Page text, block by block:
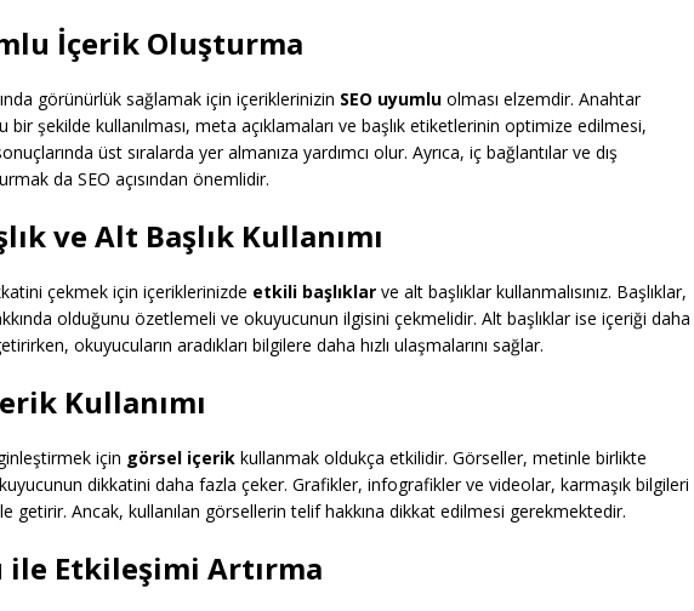
İçerik Oluşturma
görünürlük sağlamak için içeriklerinizin SEO uyumlu olması elzemdir. Anahtar
bir şekilde kullanılması, meta açıklamaları ve başlık etiketlerinin optimize edilmesi,
üst sıralarda yer almanıza yardımcı olur. Ayrıca, iç bağlantılar ve dış
da SEO açısından önemlidir.
ve Alt Başlık Kullanımı
çekmek için içeriklerinizde etkili başlıklar ve alt başlıklar kullanmalısınız. Başlıklar,
olduğunu özetlemeli ve okuyucunun ilgisini çekmelidir. Alt başlıklar ise içeriği daha
okuyucuların aradıkları bilgilere daha hızlı ulaşmalarını sağlar.
Kullanımı
için görsel içerik kullanmak oldukça etkilidir. Görseller, metinle birlikte
dikkatini daha fazla çeker. Grafikler, infografikler ve videolar, karmaşık bilgileri
getirir. Ancak, kullanılan görsellerin telif hakkına dikkat edilmesi gerekmektedir.
ile Etkileşimi Artırma